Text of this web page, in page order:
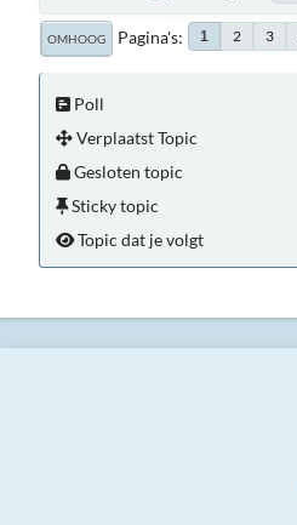
OMHOOG Pagina's 1 2 3
Poll
Verplaatst Topic
Gesloten topic
Sticky topic
Topic dat je volgt